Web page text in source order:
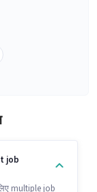
job
multiple job